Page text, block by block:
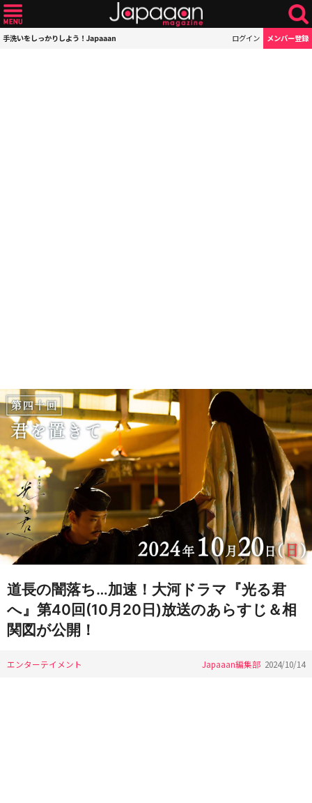
手洗いをしっかりしよう！Japaaan ログイン メンバー登録
道長の闇落ち…加速！大河ドラマ『光る君
へ』第40回(10月20日)放送のあらすじ＆相
関図が公開！
エンターテイメント Japaaan編集部 2024/10/14